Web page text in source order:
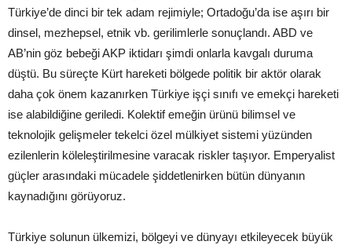
Türkiye’de dinci bir tek adam rejimiyle; Ortadoğu’da ise aşırı bir
dinsel, mezhepsel, etnik vb. gerilimlerle sonuçlandı. ABD ve
AB’nin göz bebeği AKP iktidarı şimdi onlarla kavgalı duruma
düştü. Bu süreçte Kürt hareketi bölgede politik bir aktör olarak
daha çok önem kazanırken Türkiye işçi sınıfı ve emekçi hareketi
ise alabildiğine geriledi. Kolektif emeğin ürünü bilimsel ve
teknolojik gelişmeler tekelci özel mülkiyet sistemi yüzünden
ezilenlerin köleleştirilmesine varacak riskler taşıyor. Emperyalist
güçler arasındaki mücadele şiddetlenirken bütün dünyanın
kaynadığını görüyoruz.
Türkiye solunun ülkemizi, bölgeyi ve dünyayı etkileyecek büyük